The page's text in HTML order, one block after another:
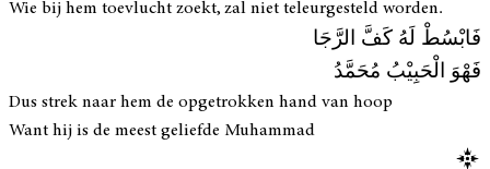
Wie bij hem toevlucht zoekt, zal niet teleurgesteld worden.
فَابْسُطْ لَهُ كَفَّ الرَّجَا
فَهْوَ الْحَبِيْبُ مُحَمَّدُ
Dus strek naar hem de opgetrokken hand van hoop
Want hij is de meest geliefde Muhammad